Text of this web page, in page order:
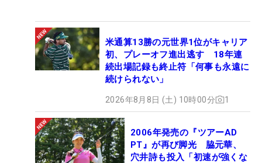
米通算13勝の元世界1位がキャリア
初、プレーオフ進出逃す 18年連
続出場記録も終止符「何事も永遠に
続けられない」
2026年8月8日 (土) 10時00分 1
2006年発売の『ツアーAD
PT』が再び脚光 脇元華、
穴井詩も投入「初速が強くな